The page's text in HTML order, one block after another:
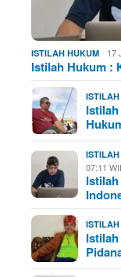
ISTILAH HUKUM 17
Istilah Hukum :
07:11